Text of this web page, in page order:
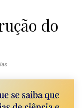
do